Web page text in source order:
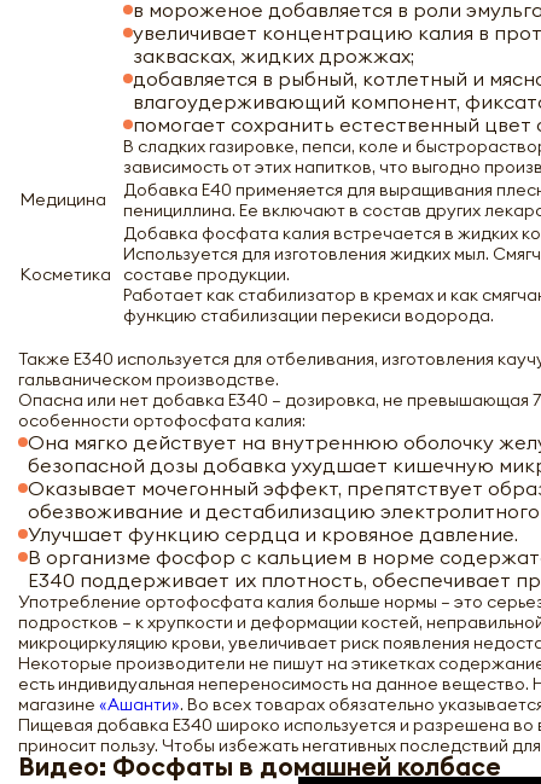
в мороженое добавляется в роли
увеличивает концентрацию калия в
заквасках, жидких дрожжах;
добавляется в рыбный, котлетный и
влагоудерживающий компонент,
помогает сохранить естественный
В сладких газировке, пепси, коле и
зависимость от этих напитков, что выгодно
Медицина
Добавка Е40 применяется для выращивания
пенициллина. Ее включают в состав других
Косметика
Добавка фосфата калия встречается в жидких
Используется для изготовления жидких мыл.
составе продукции.
Работает как стабилизатор в кремах и как
функцию стабилизации перекиси водорода.
Также Е340 используется для отбеливания, изготовления
гальваническом производстве.
Опасна или нет добавка Е340 – дозировка, не превышающая
особенности ортофосфата калия:
Она мягко действует на внутреннюю оболочку
безопасной дозы добавка ухудшает кишечную
Оказывает мочегонный эффект, препятствует
обезвоживание и дестабилизацию
Улучшает функцию сердца и кровяное давление.
В организме фосфор с кальцием в норме
Е340 поддерживает их плотность, обеспечивает
Употребление ортофосфата калия больше нормы – это
подростков – к хрупкости и деформации костей,
микроциркуляцию крови, увеличивает риск появления
Некоторые производители не пишут на этикетках
есть индивидуальная непереносимость на данное вещество.
магазине «Ашанти». Во всех товарах обязательно
Пищевая добавка Е340 широко используется и разрешена во
приносит пользу. Чтобы избежать негативных последствий
Видео: Фосфаты в домашней колбасе